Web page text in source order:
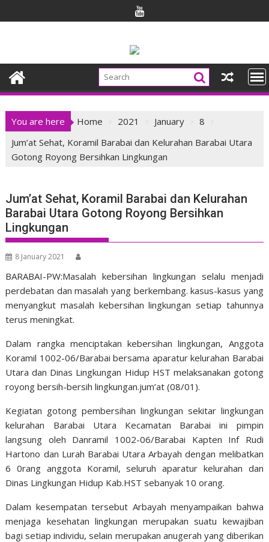
to
You are here Home 2021 January
8
Jum’at Sehat, Koramil Barabai dan Kelurahan Barabai Utara
Gotong Royong Bersihkan Lingkungan
Jum’at Sehat, Koramil Barabai dan Kelurahan
Barabai Utara Gotong Royong Bersihkan
Lingkungan
8 January 2021
BARABAI-PW:Masalah kebersihan lingkungan selalu menjadi
perdebatan dan masalah yang berkembang. kasus-kasus yang
menyangkut masalah kebersihan lingkungan setiap tahunnya
terus meningkat.
Dalam rangka menciptakan kebersihan lingkungan, Anggota
Koramil 1002-06/Barabai bersama aparatur kelurahan Barabai
Utara dan Dinas Lingkungan Hidup HST melaksanakan gotong
royong bersih-bersih lingkungan.jum’at (08/01).
Kegiatan gotong pembersihan lingkungan sekitar lingkungan
kelurahan Barabai Utara Kecamatan Barabai ini pimpin
langsung oleh Danramil 1002-06/Barabai Kapten Inf Rudi
Hartono dan Lurah Barabai Utara Arbayah dengan melibatkan
6 0rang anggota Koramil, seluruh aparatur kelurahan dan
Dinas Lingkungan Hidup Kab.HST sebanyak 10 orang.
Dalam kesempatan tersebut Arbayah menyampaikan bahwa
menjaga kesehatan lingkungan merupakan suatu kewajiban
bagi setiap individu, selain merupakan anugerah yang diberikan